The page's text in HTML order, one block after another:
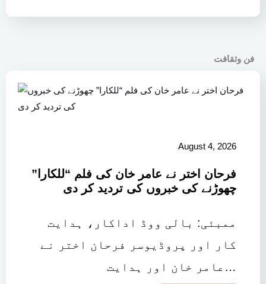
فن وثقافت
August 4, 2026
فرحان اختر نے عامر خان کی فلم “للکارا”
چھوڑنے کی خبروں کی تردید کر دی
ممبئی: بالی ووڈ اداکار، ہدایت
کار اور پروڈیوسر فرحان اختر نے
عامر خان اور ہدایت…